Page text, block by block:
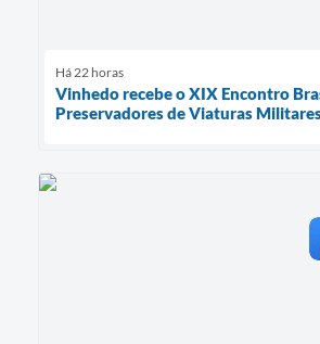
Há 22 horas
Vinhedo recebe o XIX Encontro
Preservadores de Viaturas